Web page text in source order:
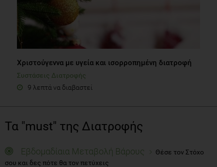
Χριστούγεννα με υγεία και ισορροπημένη διατροφή
Συστάσεις Διατροφής
9 λεπτά να διαβαστεί
Τα "must" της Διατροφής
Εβδομαδίαια Μεταβολή Βάρους
Θέσε τον Στόχο
σου και δες πότε θα τον πετύχεις